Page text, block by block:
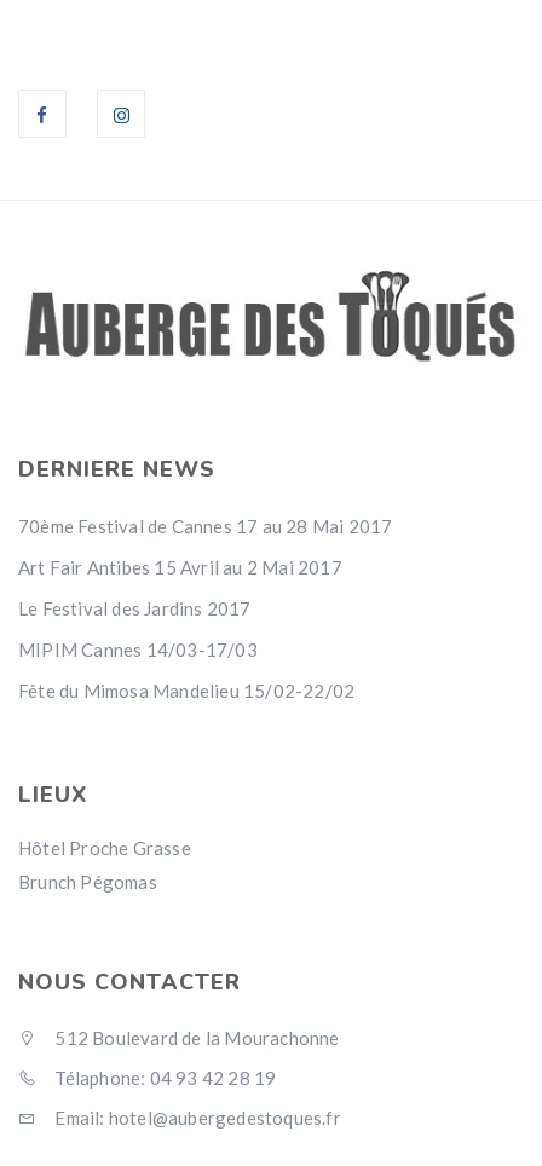
DERNIERE NEWS
70ème Festival de Cannes 17 au 28 Mai 2017
Art Fair Antibes 15 Avril au 2 Mai 2017
Le Festival des Jardins 2017
MIPIM Cannes 14/03-17/03
Fête du Mimosa Mandelieu 15/02-22/02
LIEUX
Hôtel Proche Grasse
Brunch Pégomas
NOUS CONTACTER
512 Boulevard de la Mourachonne
Télaphone: 04 93 42 28 19
Email: hotel@aubergedestoques.fr